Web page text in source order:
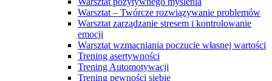
Warsztat – Twórcze rozwiązywanie problemów
Warsztat zarządzanie stresem i kontrolowanie
emocji
Warsztat wzmacniania poczucie własnej wartości
Trening asertywności
Trening Automotywacji
Trening pewności siebie